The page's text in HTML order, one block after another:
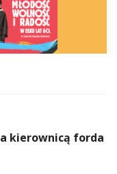
kierownicą forda